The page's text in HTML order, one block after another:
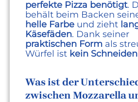
perfekte Pizza benötigt.
behält beim Backen
helle Farbe und zieht
Käsefäden. Dank seiner
praktischen Form als
Würfel ist kein
Was ist der
zwischen Mozzarella